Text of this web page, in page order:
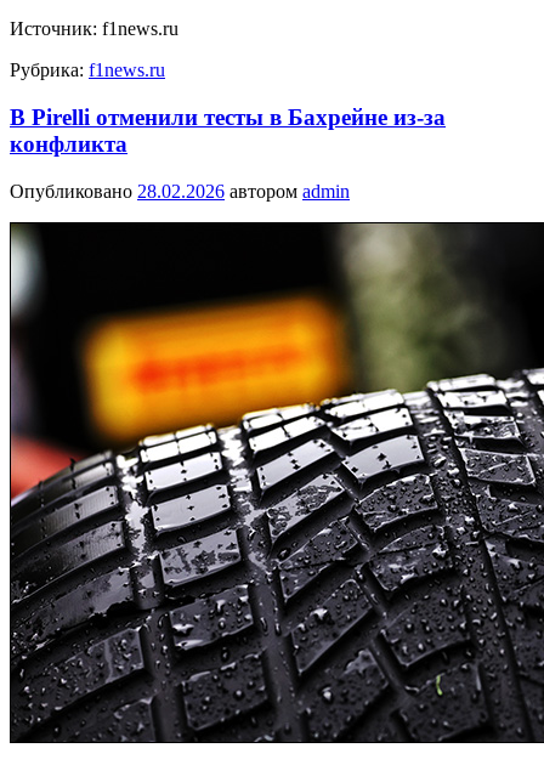
Источник: f1news.ru
Рубрика: f1news.ru
В Pirelli отменили тесты в Бахрейне из-за
конфликта
Опубликовано 28.02.2026 автором admin